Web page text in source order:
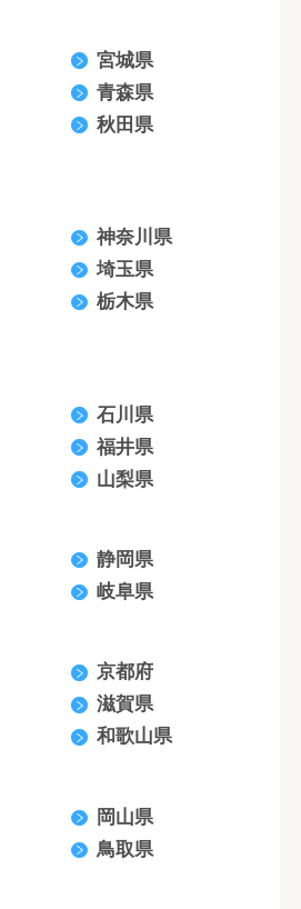
宮城県
青森県
秋田県
神奈川県
埼玉県
栃木県
石川県
福井県
山梨県
静岡県
岐阜県
京都府
滋賀県
和歌山県
岡山県
鳥取県